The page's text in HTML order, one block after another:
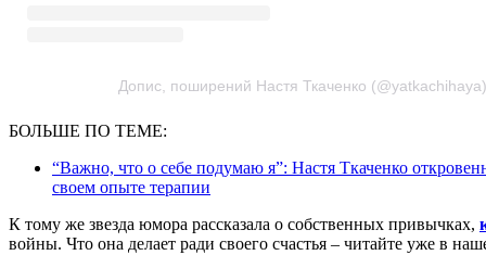
Допис, поширений Настя Ткаченко (@yatkachihaya)
БОЛЬШЕ ПО ТЕМЕ:
“Важно, что о себе подумаю я”: Настя Ткаченко
своем опыте терапии
К тому же звезда юмора рассказала о собственных привычках,
войны. Что она делает ради своего счастья – читайте уже в